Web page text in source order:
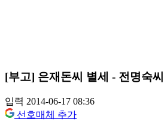
[부고] 은재돈씨 별세 - 전명숙
입력 2014-06-17 08:36
선호매체 추가